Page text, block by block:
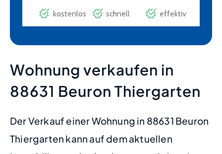
Wohnung verkaufen in
88631 Beuron Thiergarten
Der Verkauf einer Wohnung in 88631 Beuron
Thiergarten kann auf dem aktuellen